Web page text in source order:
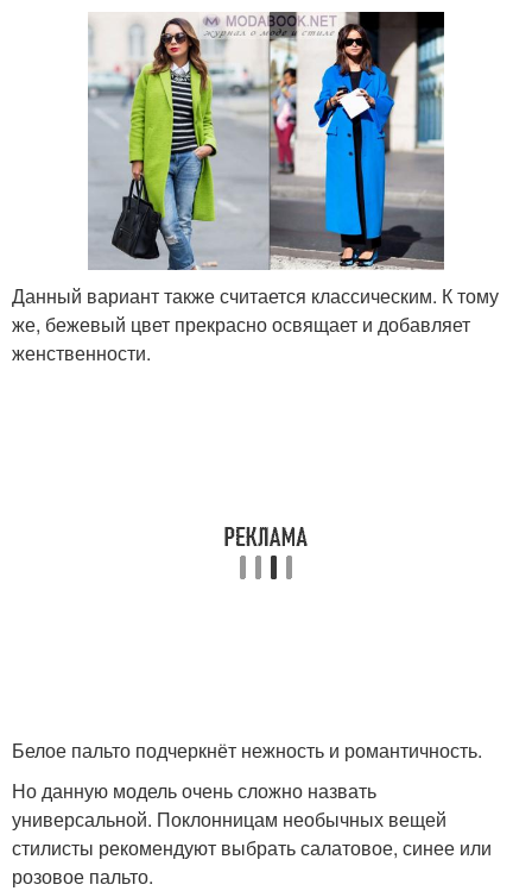
Данный вариант также считается классическим. К тому
же, бежевый цвет прекрасно освящает и добавляет
женственности.
Белое пальто подчеркнёт нежность и романтичность.
Но данную модель очень сложно назвать
универсальной. Поклонницам необычных вещей
стилисты рекомендуют выбрать салатовое, синее или
розовое пальто.